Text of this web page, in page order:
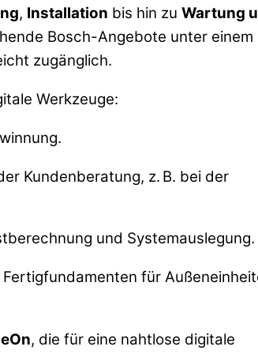
, Installation bis hin zu Wartung
Bosch-Angebote unter einem
zugänglich.
Werkzeuge:
Kundenberatung, z. B. bei der
und Systemauslegung.
für
, die für eine nahtlose digitale